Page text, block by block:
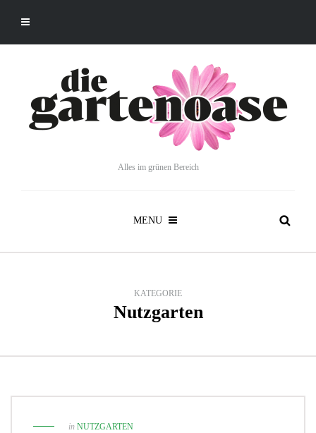
Alles im grünen Bereich
MENU
KATEGORIE
Nutzgarten
in NUTZGARTEN